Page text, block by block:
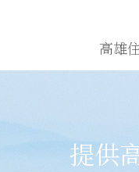
高雄
提供